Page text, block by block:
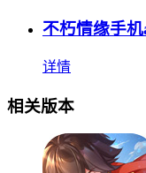
不朽情缘手
详情
相关版本